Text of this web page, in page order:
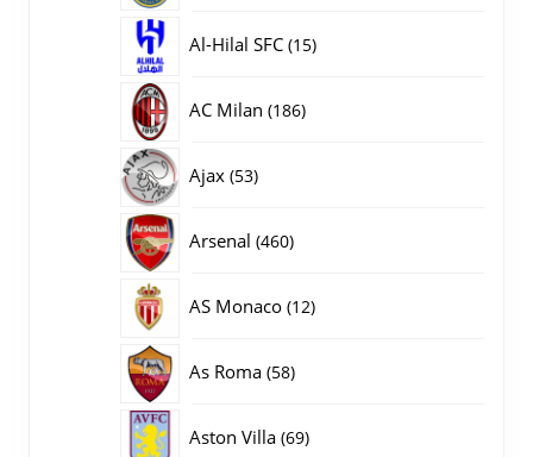
Al-Hilal SFC 1515
AC Milan 186186
Ajax 5353
Arsenal 460460
AS Monaco 1212
As Roma 5858
Aston Villa 6969